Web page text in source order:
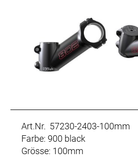
Art.Nr. 57230-2403-100mm
Farbe: 900 black
Grösse: 100mm